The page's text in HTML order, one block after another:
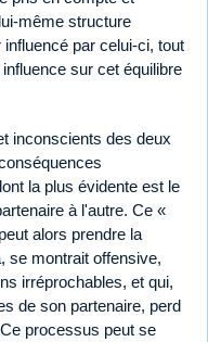
même structure
par celui-ci, tout
sur cet équilibre
inconscients des deux
la plus évidente est le
à l'autre. Ce «
alors prendre la
se montrait offensive,
irréprochables, et qui,
de son partenaire, perd
processus peut se